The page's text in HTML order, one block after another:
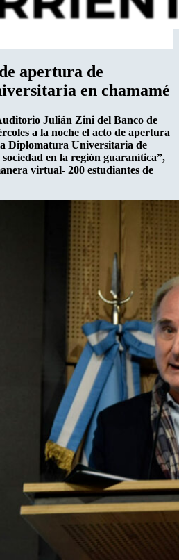
apertura de
en chamamé
Julián Zini del Banco de
a la noche el acto de apertura
Diplomatura Universitaria de
en la región guaranítica”,
virtual- 200 estudiantes de